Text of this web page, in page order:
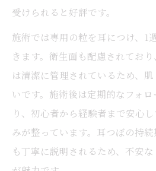
受けられると好評です。
施術では専用の粒を耳につけ、1
きます。衛生面も配慮されてお
は清潔に管理されているため、
いです。施術後は定期的なフォ
り、初心者から経験者まで安心
みが整っています。耳つぼの持
も丁寧に説明されるため、不安